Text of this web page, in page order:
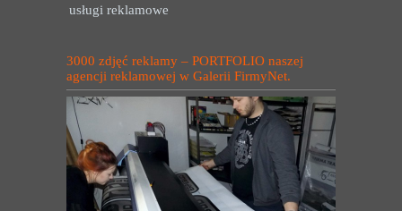
usługi reklamowe
3000 zdjęć reklamy – PORTFOLIO naszej
agencji reklamowej w Galerii FirmyNet.